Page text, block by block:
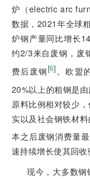
炉（electric arc
数据，2021年全球
炉钢产量同比增长
约2/3来自废钢，废
费后废钢[6] 。欧盟
20%以上的粗钢是
原料比例相对较少
实以及社会钢铁材
本之后废钢消费量
速持续增长使其回
现今，大多数钢